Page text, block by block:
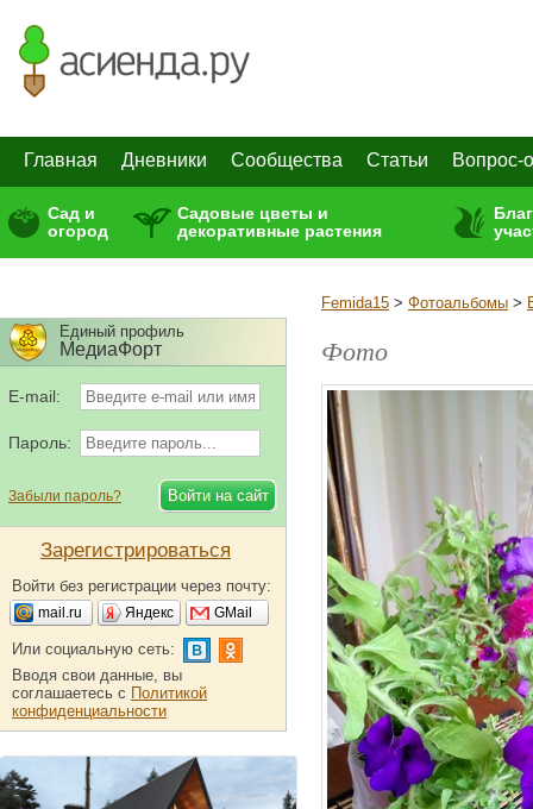
Главная Дневники Сообщества Статьи Вопрос-
Сад и
огород
Садовые цветы и
декоративные растения
Femida15 > Фотоальбомы >
Фото
Единый профиль
МедиаФорт
E-mail:
Пароль:
Забыли пароль?
Зарегистрироваться
Войти без регистрации через почту:
mail.ru Яндекс GMail
Или социальную сеть:
Вводя свои данные, вы
соглашаетесь с Политикой
конфиденциальности